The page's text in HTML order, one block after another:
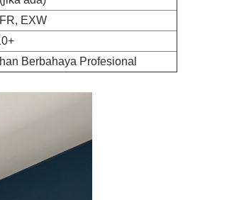
EXW
Berbahaya Profesional